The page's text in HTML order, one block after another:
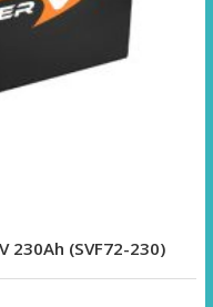
230Ah (SVF72-230)